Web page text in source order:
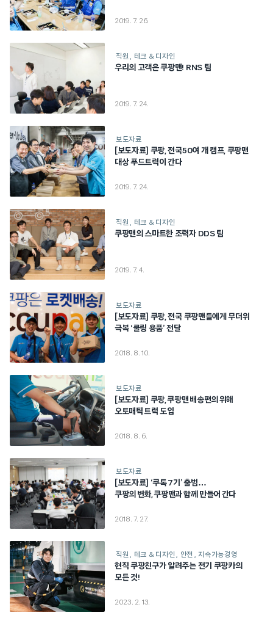
2019. 7. 26.
직원 테크 & 디자인
우리의 고객은 쿠팡맨! RNS 팀
2019. 7. 24.
보도자료
[보도자료] 쿠팡, 전국50여 개 캠프, 쿠팡맨
대상 푸드트럭이 간다
2019. 7. 24.
직원 테크 & 디자인
쿠팡맨의 스마트한 조력자 DDS 팀
2019. 7. 4.
보도자료
[보도자료] 쿠팡, 전국 쿠팡맨들에게 무더위
극복 ‘쿨링 용품’ 전달
2018. 8. 10.
보도자료
[보도자료] 쿠팡, 쿠팡맨 배송편의 위해
오토매틱 트럭 도입
2018. 8. 6.
보도자료
[보도자료] ‘쿠톡 7기’ 출범…
쿠팡의 변화, 쿠팡맨과 함께 만들어 간다
2018. 7. 27.
직원 테크 & 디자인 안전 지속가능경영
현직 쿠팡친구가 알려주는 전기 쿠팡카의
모든 것!
2023. 2. 13.